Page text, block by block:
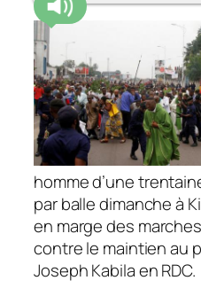
homme d’une
par balle dimanche à
en marge des
contre le maintien au
Joseph Kabila en RDC.